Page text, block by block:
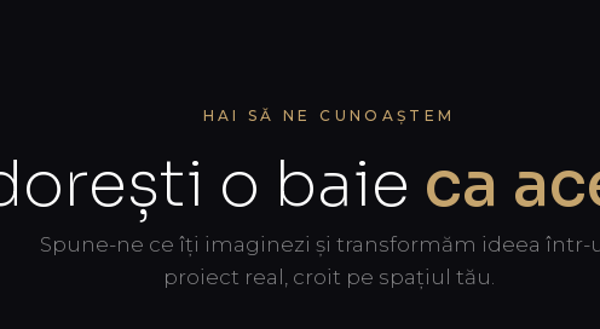
HAI SĂ NE CUNOAȘTEM
o baie ca
Spune-ne ce îți imaginezi și transformăm ideea într-
proiect real, croit pe spațiul tău.